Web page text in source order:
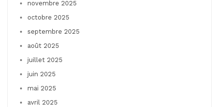
novembre 2025
octobre 2025
septembre 2025
août 2025
juillet 2025
juin 2025
mai 2025
avril 2025